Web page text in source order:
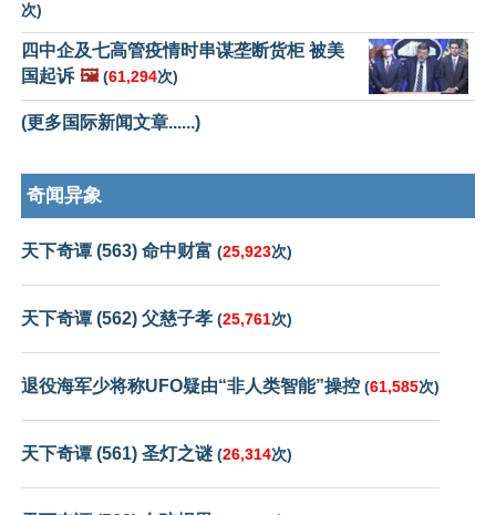
次)
四中企及七高管疫情时串谋垄断货柜 被美
国起诉 🖼️ (61,294次)
(更多国际新闻文章......)
奇闻异象
天下奇谭 (563) 命中财富 (25,923次)
天下奇谭 (562) 父慈子孝 (25,761次)
退役海军少将称UFO疑由“非人类智能”操控 (61,585次)
天下奇谭 (561) 圣灯之谜(26,314次)